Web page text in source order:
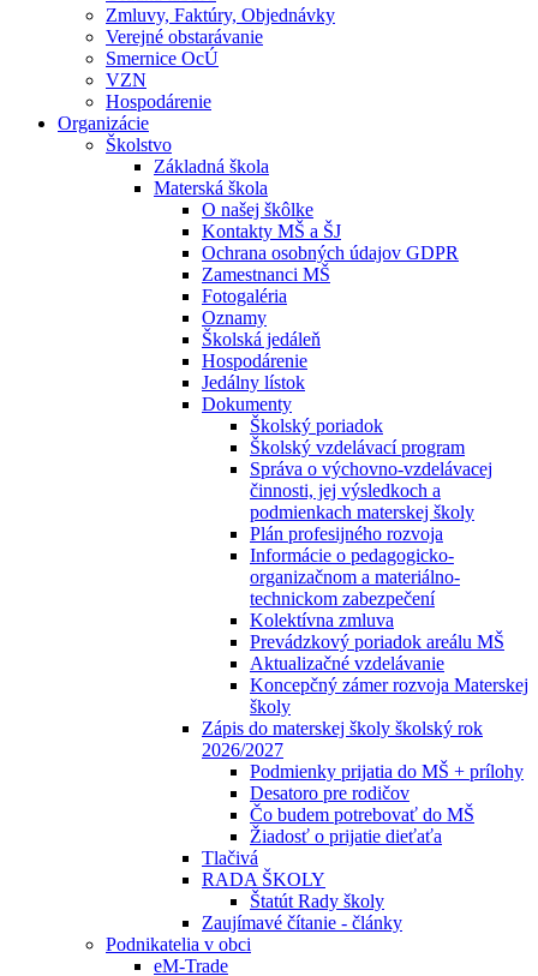
Zmluvy, Faktúry, Objednávky
Verejné obstarávanie
Smernice OcÚ
VZN
Hospodárenie
Organizácie
Školstvo
Základná škola
Materská škola
O našej škôlke
Kontakty MŠ a ŠJ
Ochrana osobných údajov GDPR
Zamestnanci MŠ
Fotogaléria
Oznamy
Školská jedáleň
Hospodárenie
Jedálny lístok
Dokumenty
Školský poriadok
Školský vzdelávací program
Správa o výchovno-vzdelávacej
činnosti, jej výsledkoch a
podmienkach materskej školy
Plán profesijného rozvoja
Informácie o pedagogicko-
organizačnom a materiálno-
technickom zabezpečení
Kolektívna zmluva
Prevádzkový poriadok areálu MŠ
Aktualizačné vzdelávanie
Koncepčný zámer rozvoja Materskej
školy
Zápis do materskej školy školský rok
2026/2027
Podmienky prijatia do MŠ + prílohy
Desatoro pre rodičov
Čo budem potrebovať do MŠ
Žiadosť o prijatie dieťaťa
Tlačivá
RADA ŠKOLY
Štatút Rady školy
Zaujímavé čítanie - články
Podnikatelia v obci
eM-Trade